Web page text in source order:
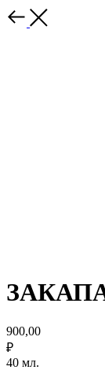
900,00
₽
40 мл.